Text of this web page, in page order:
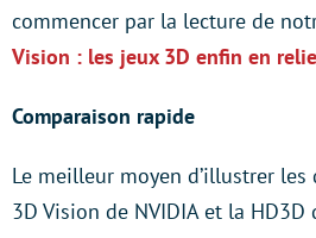
commencer par la lecture de
Vision : les jeux 3D enfin en
Comparaison rapide
Le meilleur moyen d’illustrer
3D Vision de NVIDIA et la HD3D